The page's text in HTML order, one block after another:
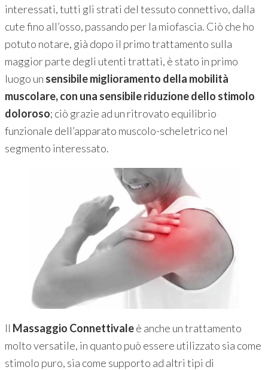
interessati, tutti gli strati del tessuto connettivo, dalla
cute fino all’osso, passando per la miofascia. Ciò che ho
potuto notare, già dopo il primo trattamento sulla
maggior parte degli utenti trattati, è stato in primo
luogo un sensibile miglioramento della mobilità
muscolare, con una sensibile riduzione dello stimolo
doloroso; ciò grazie ad un ritrovato equilibrio
funzionale dell’apparato muscolo-scheletrico nel
segmento interessato.
Il Massaggio Connettivaleè anche un trattamento
molto versatile, in quanto può essere utilizzato sia come
stimolo puro, sia come supporto ad altri tipi di